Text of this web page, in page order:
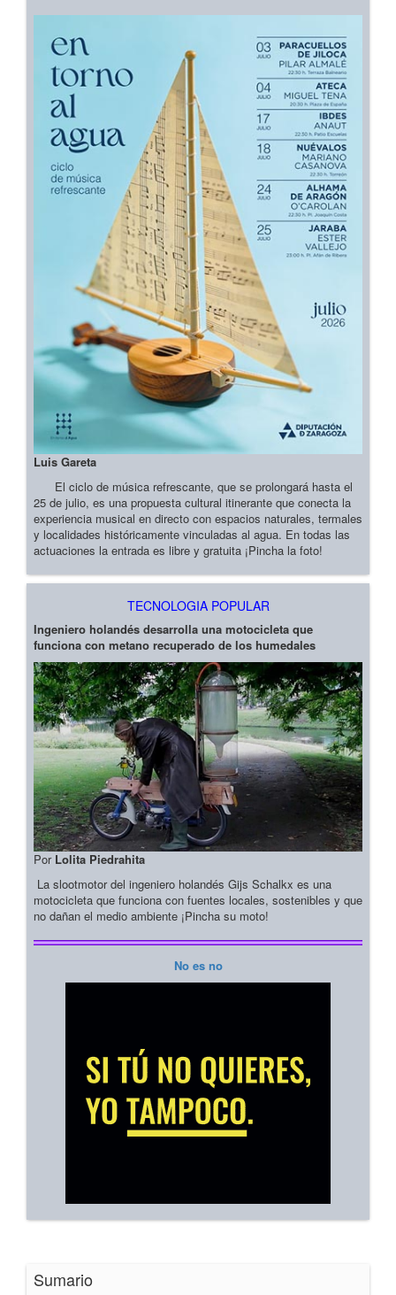
Luis Gareta
El ciclo de música refrescante, que se prolongará hasta el
25 de julio, es una propuesta cultural itinerante que conecta la
experiencia musical en directo con espacios naturales, termales
y localidades históricamente vinculadas al agua. En todas las
actuaciones la entrada es libre y gratuita ¡Pincha la foto!
TECNOLOGIA POPULAR
Ingeniero holandés desarrolla una motocicleta que
funciona con metano recuperado de los humedales
Por Lolita Piedrahita
La slootmotor del ingeniero holandés Gijs Schalkx es una
motocicleta que funciona con fuentes locales, sostenibles y que
no dañan el medio ambiente ¡Pincha su moto!
No es no
Sumario